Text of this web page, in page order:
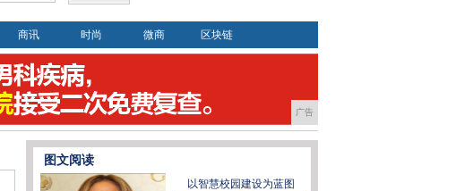
商讯 时尚 微商 区块链
广告
图文阅读
以智慧校园建设为蓝图